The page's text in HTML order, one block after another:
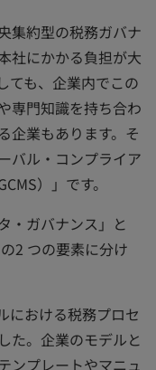
集約型の税務ガバナ
社にかかる負担が大
ても、企業内でこの
専門知識を持ち合わ
企業もあります。そ
バル・コンプライア
）」です。
・ガバナンス」と
2 つの要素に分け
における税務プロセ
た。企業のモデルと
ンプレートやマニュ